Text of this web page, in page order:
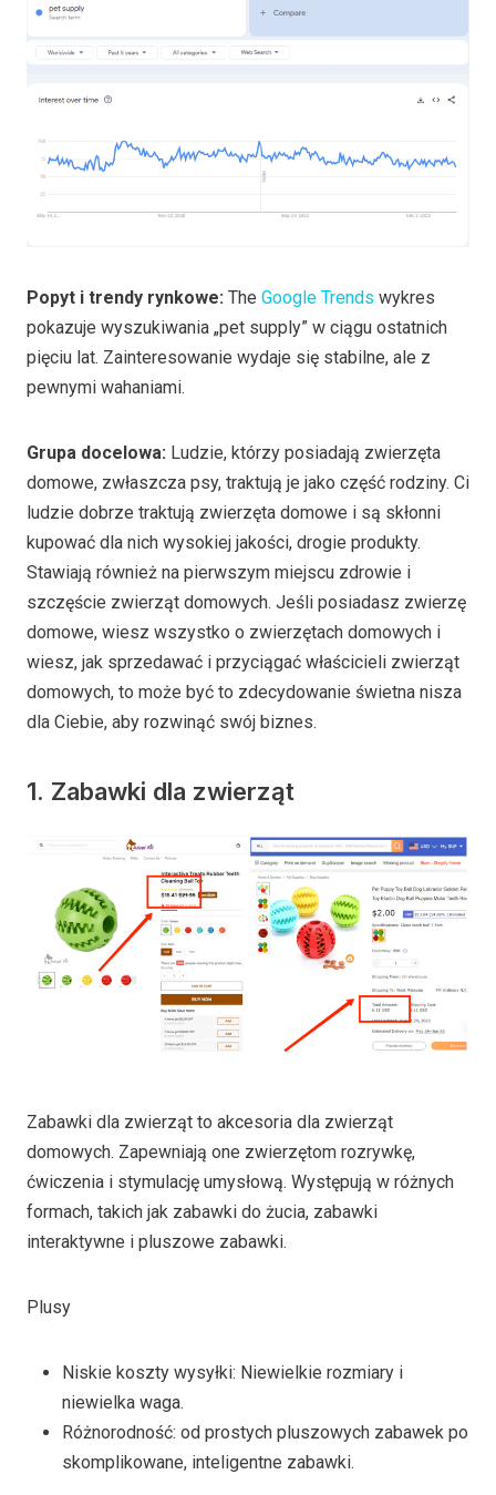
Popyt i trendy rynkowe: The Google Trends wykres
pokazuje wyszukiwania „pet supply” w ciągu ostatnich
pięciu lat. Zainteresowanie wydaje się stabilne, ale z
pewnymi wahaniami.
Grupa docelowa: Ludzie, którzy posiadają zwierzęta
domowe, zwłaszcza psy, traktują je jako część rodziny. Ci
ludzie dobrze traktują zwierzęta domowe i są skłonni
kupować dla nich wysokiej jakości, drogie produkty.
Stawiają również na pierwszym miejscu zdrowie i
szczęście zwierząt domowych. Jeśli posiadasz zwierzę
domowe, wiesz wszystko o zwierzętach domowych i
wiesz, jak sprzedawać i przyciągać właścicieli zwierząt
domowych, to może być to zdecydowanie świetna nisza
dla Ciebie, aby rozwinąć swój biznes.
1. Zabawki dla zwierząt
Zabawki dla zwierząt to akcesoria dla zwierząt
domowych. Zapewniają one zwierzętom rozrywkę,
ćwiczenia i stymulację umysłową. Występują w różnych
formach, takich jak zabawki do żucia, zabawki
interaktywne i pluszowe zabawki.
Plusy
Niskie koszty wysyłki: Niewielkie rozmiary i
niewielka waga.
Różnorodność: od prostych pluszowych zabawek po
skomplikowane, inteligentne zabawki.